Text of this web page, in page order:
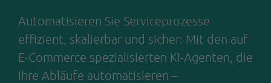
Automatisieren Sie Serviceprozesse
effizient, skalierbar und sicher: Mit den auf
E-Commerce spezialisierten KI-Agenten, die
Ihre Abläufe automatisieren –